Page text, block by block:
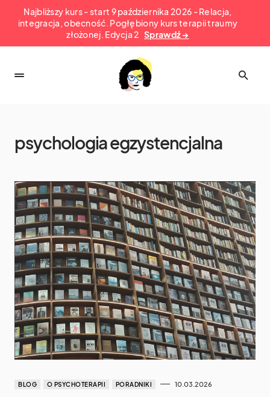
Najbliższy kurs - start 9 października 2026 - Relacja,
integracja, obecność. Pogłębiony kurs terapii traumy
złożonej. Edycja 2 Sprawdź →
psychologia egzystencjalna
BLOG O PSYCHOTERAPII PORADNIKI 10.03.2026